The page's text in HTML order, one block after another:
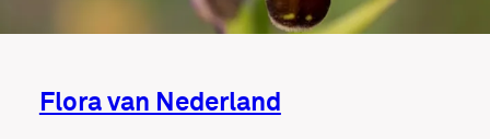
Flora van Nederland